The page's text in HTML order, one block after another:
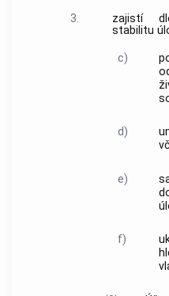
3.
zajistí
stabilitu
c)
d)
e)
f)